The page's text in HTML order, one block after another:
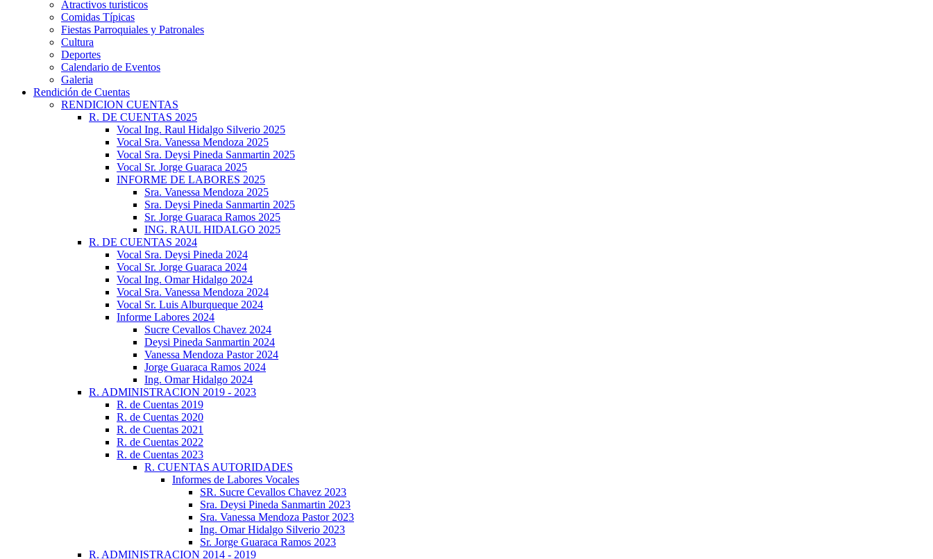
Atractivos turisticos
Comidas Típicas
Fiestas Parroquiales y Patronales
Cultura
Deportes
Calendario de Eventos
Galeria
Rendición de Cuentas
RENDICION CUENTAS
R. DE CUENTAS 2025
Vocal Ing. Raul Hidalgo Silverio 2025
Vocal Sra. Vanessa Mendoza 2025
Vocal Sra. Deysi Pineda Sanmartin 2025
Vocal Sr. Jorge Guaraca 2025
INFORME DE LABORES 2025
Sra. Vanessa Mendoza 2025
Sra. Deysi Pineda Sanmartin 2025
Sr. Jorge Guaraca Ramos 2025
ING. RAUL HIDALGO 2025
R. DE CUENTAS 2024
Vocal Sra. Deysi Pineda 2024
Vocal Sr. Jorge Guaraca 2024
Vocal Ing. Omar Hidalgo 2024
Vocal Sra. Vanessa Mendoza 2024
Vocal Sr. Luis Alburqueque 2024
Informe Labores 2024
Sucre Cevallos Chavez 2024
Deysi Pineda Sanmartin 2024
Vanessa Mendoza Pastor 2024
Jorge Guaraca Ramos 2024
Ing. Omar Hidalgo 2024
R. ADMINISTRACION 2019 - 2023
R. de Cuentas 2019
R. de Cuentas 2020
R. de Cuentas 2021
R. de Cuentas 2022
R. de Cuentas 2023
R. CUENTAS AUTORIDADES
Informes de Labores Vocales
SR. Sucre Cevallos Chavez 2023
Sra. Deysi Pineda Sanmartin 2023
Sra. Vanessa Mendoza Pastor 2023
Ing. Omar Hidalgo Silverio 2023
Sr. Jorge Guaraca Ramos 2023
R. ADMINISTRACION 2014 - 2019